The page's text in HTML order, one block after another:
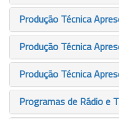
Produção Técnica
Produção Técnica
Produção Técnica
Programas de Rádio e